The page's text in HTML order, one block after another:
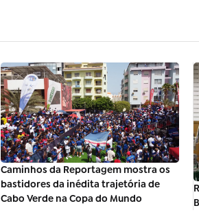
Caminhos da Reportagem mostra os
bastidores da inédita trajetória de
Cabo Verde na Copa do Mundo